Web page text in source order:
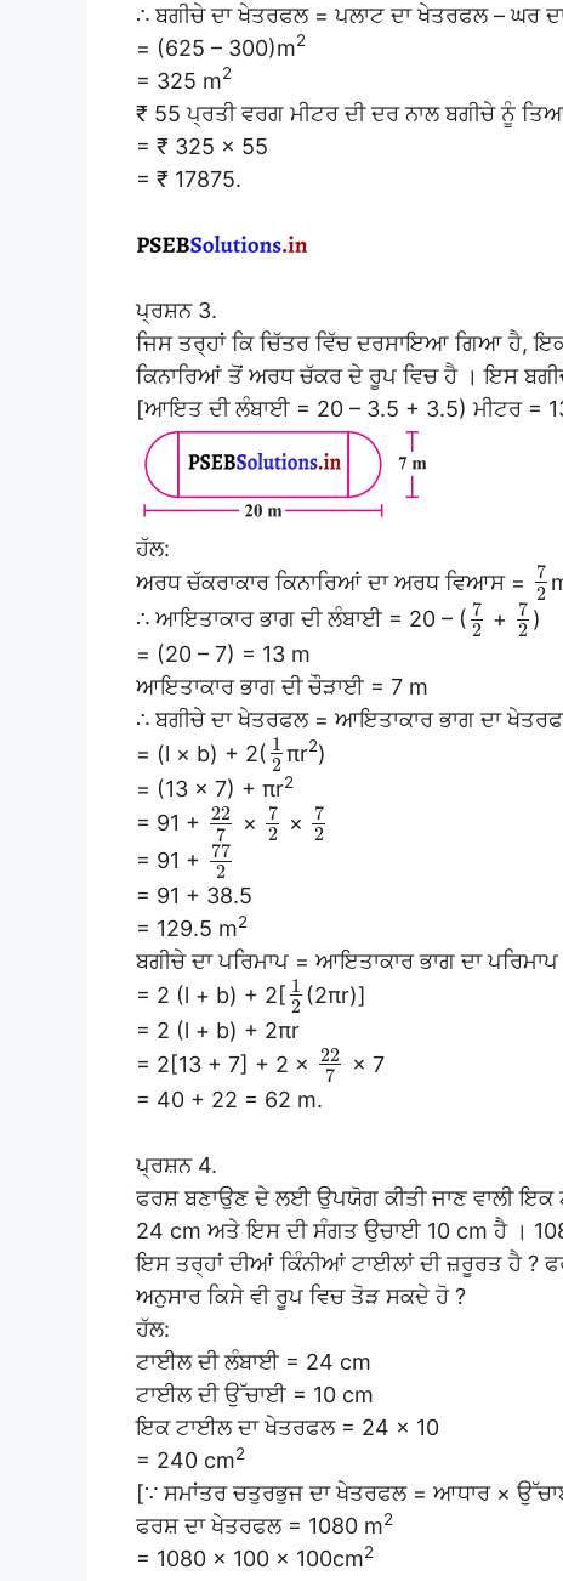
∴ ਬਗੀਚੇ ਦਾ ਖੇਤਰਫਲ = ਪਲਾਟ ਦਾ ਖੇਤਰਫਲ – ਘਰ
= (625 – 300)m2
= 325 m2
₹ 55 ਪ੍ਰਤੀ ਵਰਗ ਮੀਟਰ ਦੀ ਦਰ ਨਾਲ ਬਗੀਚੇ ਨੂੰ
= ₹ 325 × 55
= ₹ 17875.
ਪ੍ਰਸ਼ਨ 3.
ਜਿਸ ਤਰ੍ਹਾਂ ਕਿ ਚਿੱਤਰ ਵਿੱਚ ਦਰਸਾਇਆ ਗਿਆ ਹੈ,
ਕਿਨਾਰਿਆਂ ਤੋਂ ਅਰਧ ਚੱਕਰ ਦੇ ਰੂਪ ਵਿਚ ਹੈ । ਇਸ
[ਆਇਤ ਦੀ ਲੰਬਾਈ = 20 – 3.5 + 3.5) ਮੀਟਰ =
ਹੱਲ:
ਅਰਧ ਚੱਕਰਾਕਾਰ ਕਿਨਾਰਿਆਂ ਦਾ ਅਰਧ ਵਿਆਸ =
7
2
∴ ਆਇਤਾਕਾਰ ਭਾਗ ਦੀ ਲੰਬਾਈ = 20 – ( 7
2 +
7
2 )
= (20 – 7) = 13 m
ਆਇਤਾਕਾਰ ਭਾਗ ਦੀ ਚੌੜਾਈ = 7 m
∴ ਬਗੀਚੇ ਦਾ ਖੇਤਰਫਲ = ਆਇਤਾਕਾਰ ਭਾਗ ਦਾ
= (l × b) + 2( 1
2 πr2)
= (13 × 7) + πr2
= 91 + 22
7
×
7
2
×
7
2
= 91 +
77
2
= 91 + 38.5
= 129.5 m2
ਬਗੀਚੇ ਦਾ ਪਰਿਮਾਪ = ਆਇਤਾਕਾਰ ਭਾਗ ਦਾ
= 2 (l + b) + 2[ 1
2 (2πr)]
= 2 (l + b) + 2πr
= 2[13 + 7] + 2 ×
22
7
× 7
= 40 + 22 = 62 m.
ਪ੍ਰਸ਼ਨ 4.
ਫਰਸ਼ ਬਣਾਉਣ ਦੇ ਲਈ ਉਪਯੋਗ ਕੀਤੀ ਜਾਣ ਵਾਲੀ ਇਕ
24 cm ਅਤੇ ਇਸ ਦੀ ਸੰਗਤ ਉਚਾਈ 10 cm ਹੈ ।
ਇਸ ਤਰ੍ਹਾਂ ਦੀਆਂ ਕਿੰਨੀਆਂ ਟਾਈਲਾਂ ਦੀ ਜ਼ਰੂਰਤ ਹੈ ?
ਅਨੁਸਾਰ ਕਿਸੇ ਵੀ ਰੂਪ ਵਿਚ ਤੋੜ ਸਕਦੇ ਹੋ ?
ਹੱਲ:
ਟਾਈਲ ਦੀ ਲੰਬਾਈ = 24 cm
ਟਾਈਲ ਦੀ ਉੱਚਾਈ = 10 cm
ਇਕ ਟਾਈਲ ਦਾ ਖੇਤਰਫਲ = 24 × 10
= 240 cm2
[∵ ਸਮਾਂਤਰ ਚਤੁਰਭੁਜ ਦਾ ਖੇਤਰਫਲ = ਆਧਾਰ ×
ਫਰਸ਼ ਦਾ ਖੇਤਰਫਲ = 1080 m2
= 1080 × 100 × 100cm2